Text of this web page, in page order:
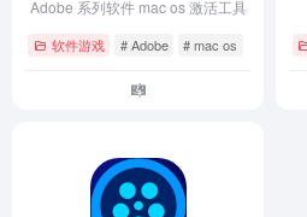
Adobe 系列软件 mac os 激活工具
软件游戏 # Adobe # mac os